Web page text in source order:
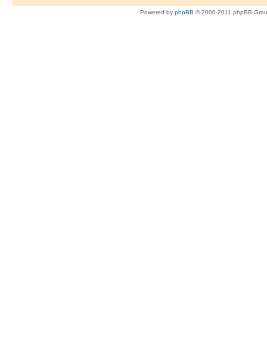
Powered by phpBB © 2000-2011 phpBB